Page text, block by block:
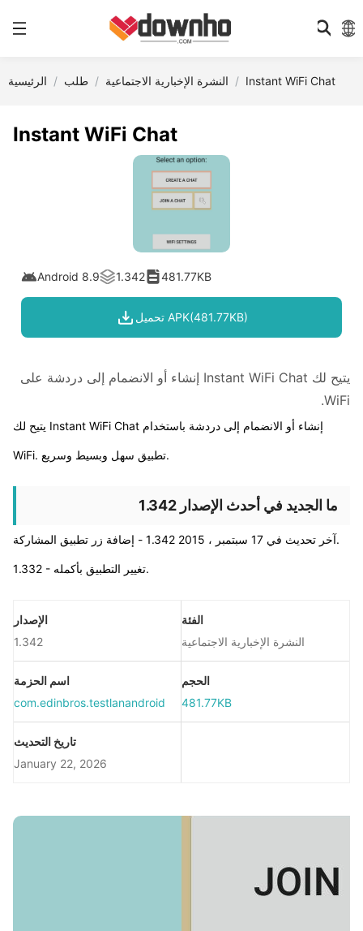
الرئيسية طلب النشرة الإخبارية الاجتماعية Instant WiFi Chat
Instant WiFi Chat
Android 8.9 1.342 481.77KB
تحميل APK(481.77KB)
يتيح لك Instant WiFi Chat إنشاء أو الانضمام إلى دردشة على
WiFi.
يتيح لك Instant WiFi Chat إنشاء أو الانضمام إلى دردشة باستخدام
WiFi. تطبيق سهل وبسيط وسريع.
ما الجديد في أحدث الإصدار 1.342
آخر تحديث في 17 سبتمبر ، 2015 1.342 - إضافة زر تطبيق المشاركة.
1.332 - تغيير التطبيق بأكمله.
الإصدار
1.342
الفئة
النشرة الإخبارية الاجتماعية
اسم الحزمة
com.edinbros.testlanandroid
الحجم
481.77KB
تاريخ التحديث
January 22, 2026